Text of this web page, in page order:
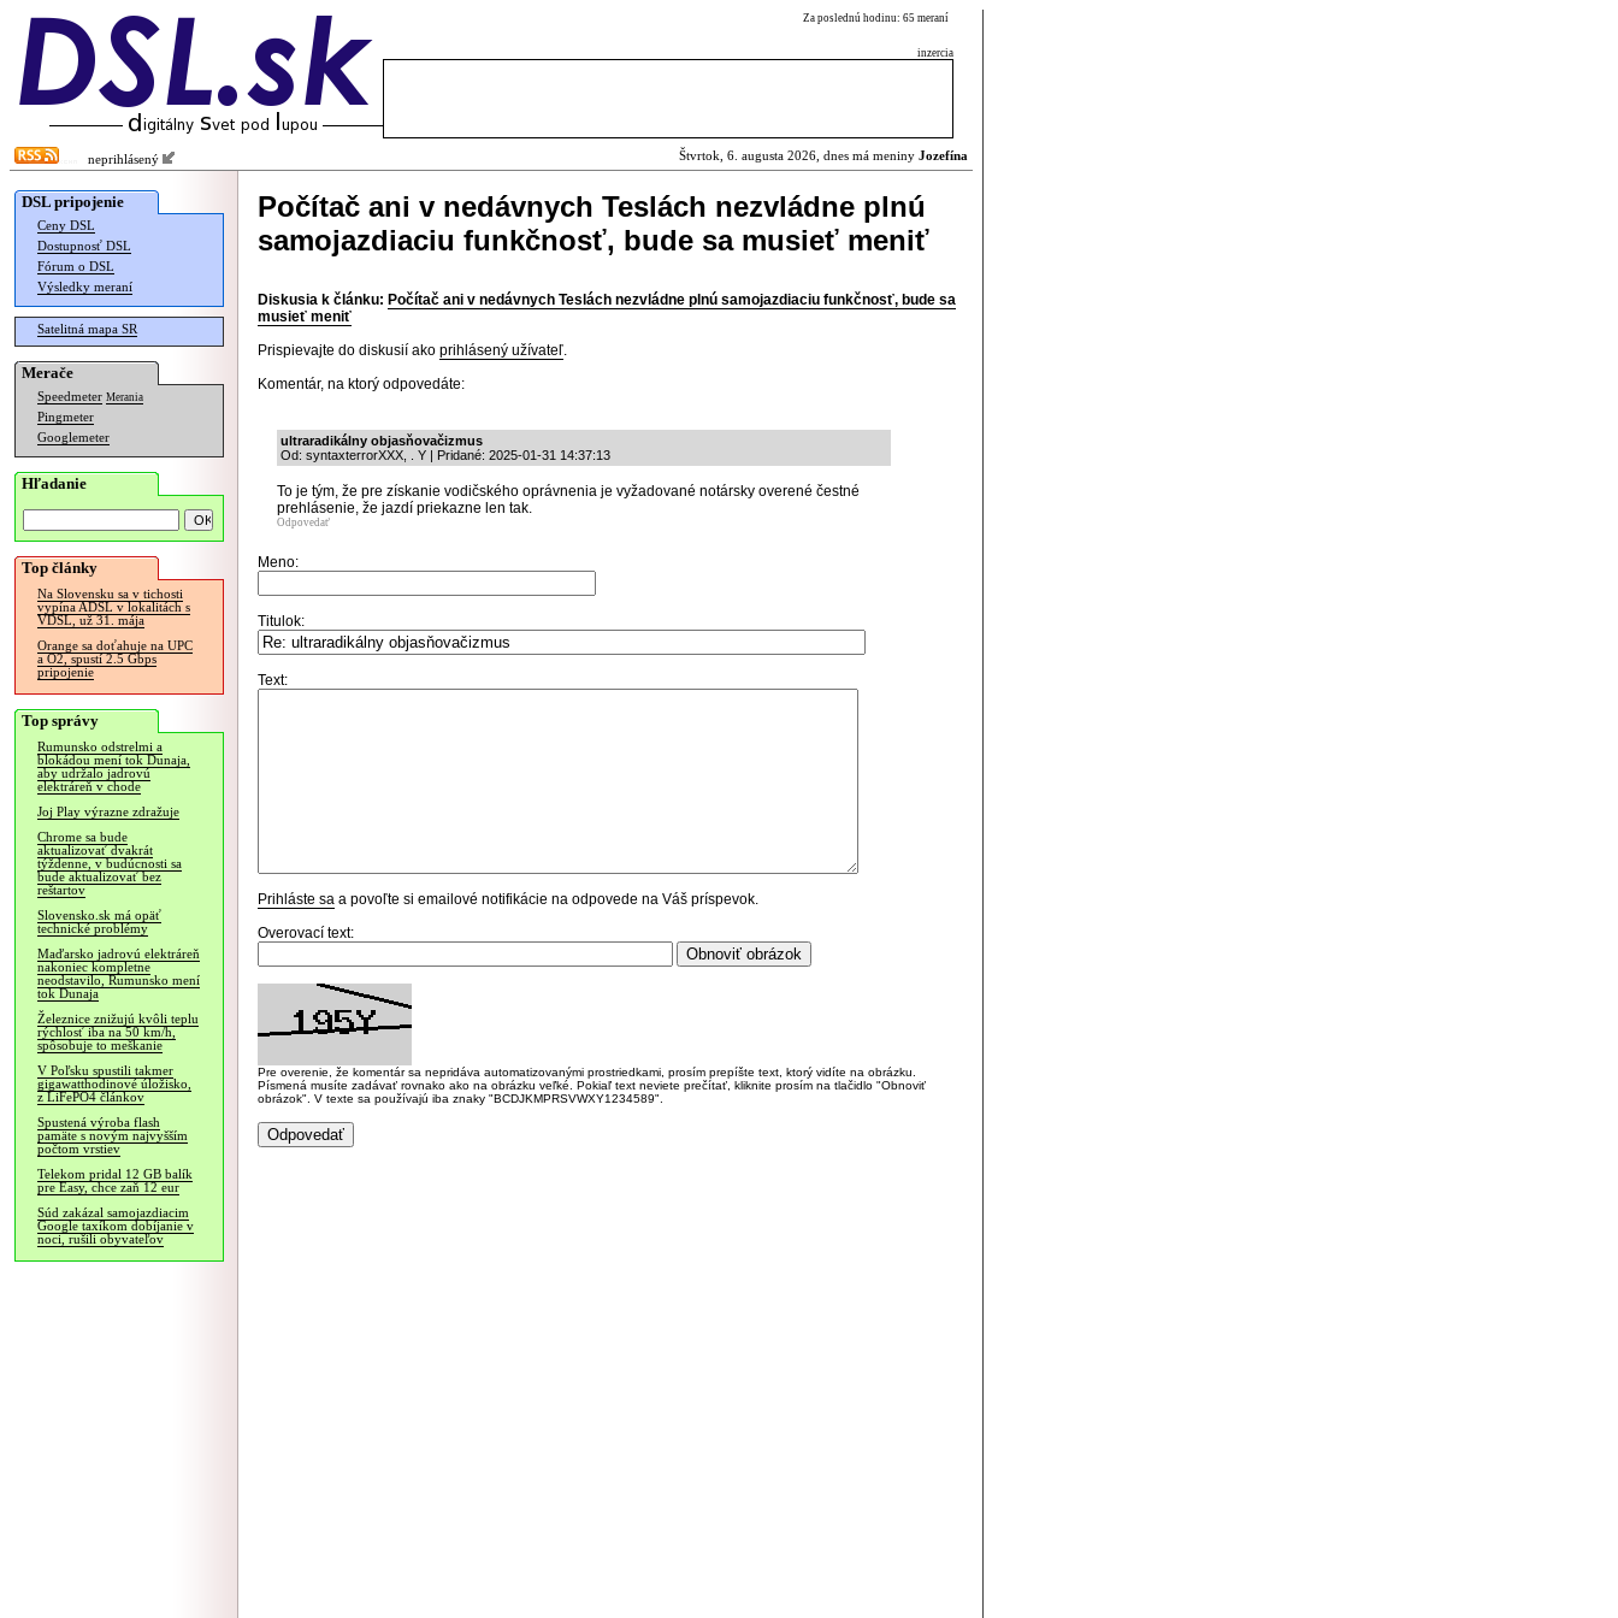
Za poslednú hodinu: 65 meraní
inzercia
neprihlásený Štvrtok, 6. augusta 2026, dnes má meniny Jozefína
DSL pripojenie
Ceny DSL
Dostupnosť DSL
Fórum o DSL
Výsledky meraní
Satelitná mapa SR
Merače
Speedmeter Merania
Pingmeter
Googlemeter
Hľadanie
Top články
Na Slovensku sa v tichosti
vypína ADSL v lokalitách s
VDSL, už 31. mája
Orange sa doťahuje na UPC
a O2, spustí 2.5 Gbps
pripojenie
Top správy
Rumunsko odstrelmi a
blokádou mení tok Dunaja,
aby udržalo jadrovú
elektráreň v chode
Joj Play výrazne zdražuje
Chrome sa bude
aktualizovať dvakrát
týždenne, v budúcnosti sa
bude aktualizovať bez
reštartov
Slovensko.sk má opäť
technické problémy
Maďarsko jadrovú elektráreň
nakoniec kompletne
neodstavilo, Rumunsko mení
tok Dunaja
Železnice znižujú kvôli teplu
rýchlosť iba na 50 km/h,
spôsobuje to meškanie
V Poľsku spustili takmer
gigawatthodinové úložisko,
z LiFePO4 článkov
Spustená výroba flash
pamäte s novým najvyšším
počtom vrstiev
Telekom pridal 12 GB balík
pre Easy, chce zaň 12 eur
Súd zakázal samojazdiacim
Google taxíkom dobíjanie v
noci, rušili obyvateľov
Počítač ani v nedávnych Teslách nezvládne plnú
samojazdiaciu funkčnosť, bude sa musieť meniť
Diskusia k článku: Počítač ani v nedávnych Teslách nezvládne plnú samojazdiaciu funkčnosť, bude sa
musieť meniť
Prispievajte do diskusií ako prihlásený užívateľ.
Komentár, na ktorý odpovedáte:
ultraradikálny objasňovačizmus
Od: syntaxterrorXXX, . Y | Pridané: 2025-01-31 14:37:13
To je tým, že pre získanie vodičského oprávnenia je vyžadované notársky overené čestné
prehlásenie, že jazdí priekazne len tak.
Odpovedať
Meno:
Titulok:
Text:
Prihláste sa a povoľte si emailové notifikácie na odpovede na Váš príspevok.
Overovací text:
Pre overenie, že komentár sa nepridáva automatizovanými prostriedkami, prosím prepíšte text, ktorý vidíte na obrázku.
Písmená musíte zadávať rovnako ako na obrázku veľké. Pokiaľ text neviete prečítať, kliknite prosím na tlačidlo "Obnoviť
obrázok". V texte sa používajú iba znaky "BCDJKMPRSVWXY1234589".